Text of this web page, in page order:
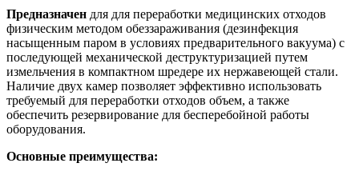
Предназначен для для переработки медицинских отходов
физическим методом обеззараживания (дезинфекция
насыщенным паром в условиях предварительного вакуума) с
последующей механической деструктуризацией путем
измельчения в компактном шредере их нержавеющей стали.
Наличие двух камер позволяет эффективно использовать
требуемый для переработки отходов объем, а также
обеспечить резервирование для бесперебойной работы
оборудования.
Основные преимущества: